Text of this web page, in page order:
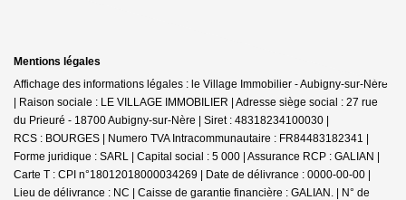
Mentions légales
Affichage des informations légales : le Village Immobilier - Aubigny-sur-Nère
| Raison sociale : LE VILLAGE IMMOBILIER | Adresse siège social : 27 rue
du Prieuré - 18700 Aubigny-sur-Nère | Siret : 48318234100030 |
RCS : BOURGES | Numero TVA Intracommunautaire : FR84483182341 |
Forme juridique : SARL | Capital social : 5 000 | Assurance RCP : GALIAN |
Carte T : CPI n°18012018000034269 | Date de délivrance : 0000-00-00 |
Lieu de délivrance : NC | Caisse de garantie financière : GALIAN. | N° de